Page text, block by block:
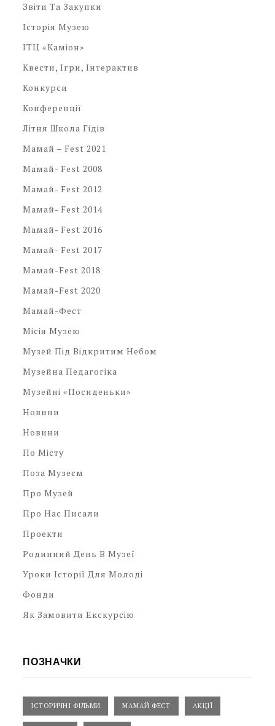
Звіти Та Закупки
Історія Музею
ІТЦ «Каміон»
Квести, Ігри, Інтерактив
Конкурси
Конференції
Літня Школа Гідів
Мамай – Fest 2021
Мамай- Fest 2008
Мамай- Fest 2012
Мамай- Fest 2014
Мамай- Fest 2016
Мамай- Fest 2017
Мамай-Fest 2018
Мамай-Fest 2020
Мамай-Фест
Місія Музею
Музей Під Відкритим Небом
Музейна Педагогіка
Музейні «посиденьки»
Новини
Новини
По Місту
Поза Музеєм
Про Музей
Про Нас Писали
Проекти
Родинний День В Музеї
Уроки Історії Для Молоді
Фонди
Як Замовити Екскурсію
ПОЗНАЧКИ
ІСТОРИЧНІ ФІЛЬМИ МАМАЙ ФЕСТ АКЦІЇ